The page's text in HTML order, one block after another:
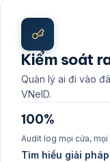
Kiểm soát
Quản lý ai đi vào
VNeID.
100%
Audit log mọi cửa, mọi
Tìm hiểu giải pháp